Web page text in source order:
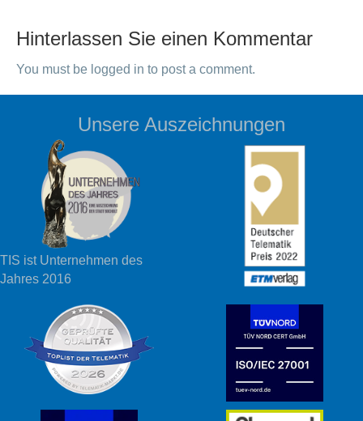
Hinterlassen Sie einen Kommentar
You must be logged in to post a comment.
Unsere Auszeichnungen
TIS ist Unternehmen des
Jahres 2016